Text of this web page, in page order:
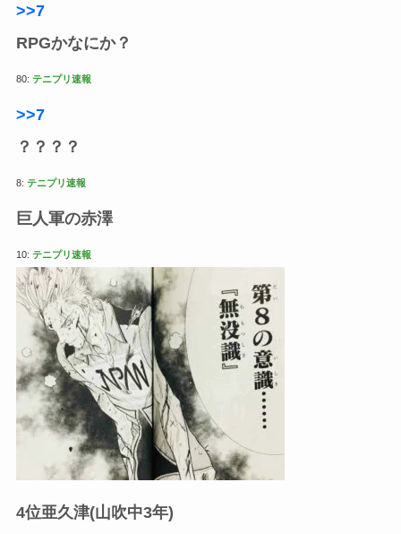
>>7
RPGかなにか？
80: テニプリ速報
>>7
？？？？
8: テニプリ速報
巨人軍の赤澤
10: テニプリ速報
4位亜久津(山吹中3年)